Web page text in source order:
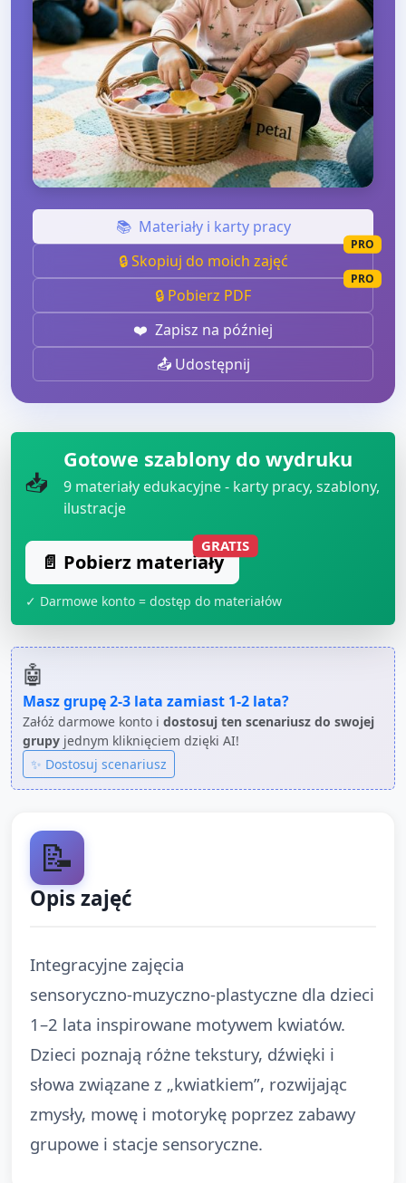
📚 Materiały i karty pracy
🔒 Skopiuj do moich zajęć
PRO
🔒 Pobierz PDF
PRO
❤️ Zapisz na później
📤 Udostępnij
📥
Gotowe szablony do wydruku
9 materiały edukacyjne - karty pracy, szablony,
ilustracje
📄 Pobierz materiały
GRATIS
✓ Darmowe konto = dostęp do materiałów
🤖
Masz grupę2-3 lata zamiast 1-2 lata?
Załóż darmowe konto i dostosuj ten scenariusz do swojej
grupy jednym kliknięciem dzięki AI!
✨ Dostosuj scenariusz
📝
Opis zajęć
Integracyjne zajęcia
sensoryczno‑muzyczno‑plastyczne dla dzieci
1–2 lata inspirowane motywem kwiatów.
Dzieci poznają różne tekstury, dźwięki i
słowa związane z „kwiatkiem”, rozwijając
zmysły, mowę i motorykę poprzez zabawy
grupowe i stacje sensoryczne.